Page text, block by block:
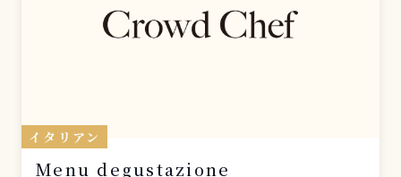
イタリアン
Menu degustazione